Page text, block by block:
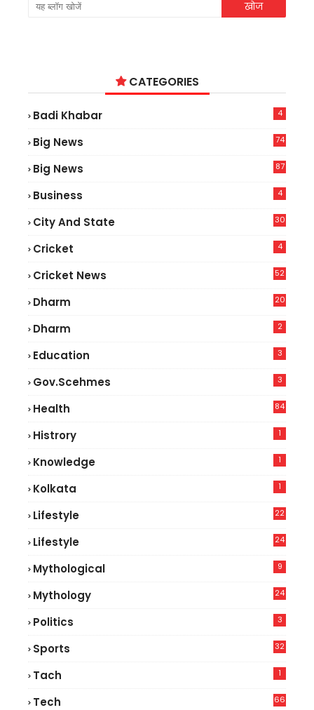
CATEGORIES
Badi Khabar 4
Big News
74
Big News
87
Business 4
City And State 30
Cricket 4
Cricket News
52
Dharm 20
Dharm 2
Education 3
Gov.scehmes 3
Health
84
Histrory 1
Knowledge 1
Kolkata 1
Lifestyle
22
Lifestyle
24
Mythological 9
Mythology 24
Politics 3
Sports 32
Tach 1
Tech
66